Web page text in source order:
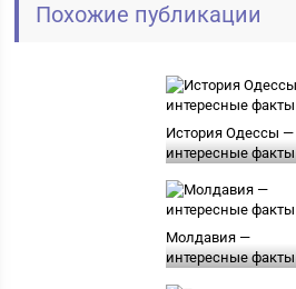
Похожие публикации
История Одессы —
интересные факты
Молдавия —
интересные факты